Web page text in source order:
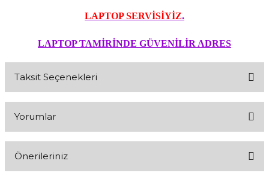
LAPTOP SERVİSİYİZ.
LAPTOP TAMİRİNDE GÜVENİLİR ADRES
Taksit Seçenekleri
Yorumlar
Önerileriniz